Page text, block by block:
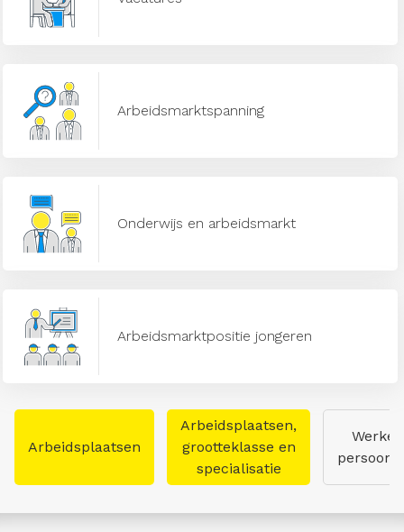
Arbeidsmarktspanning
Onderwijs en arbeidsmarkt
Arbeidsmarktpositie jongeren
Arbeidsplaatsen
Arbeidsplaatsen,
grootteklasse en
specialisatie